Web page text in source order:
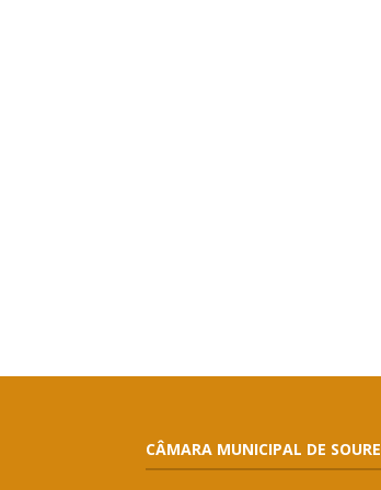
CÂMARA MUNICIPAL DE SOURE